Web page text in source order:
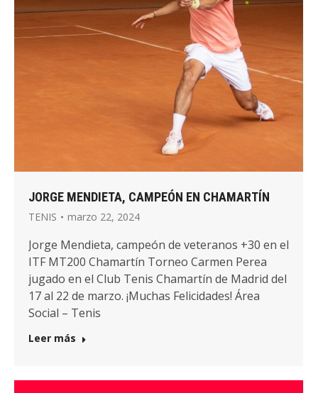
JORGE MENDIETA, CAMPEÓN EN CHAMARTÍN
TENIS marzo 22, 2024
Jorge Mendieta, campeón de veteranos +30 en el
ITF MT200 Chamartín Torneo Carmen Perea
jugado en el Club Tenis Chamartín de Madrid del
17 al 22 de marzo. ¡Muchas Felicidades! Área
Social – Tenis
Leer más